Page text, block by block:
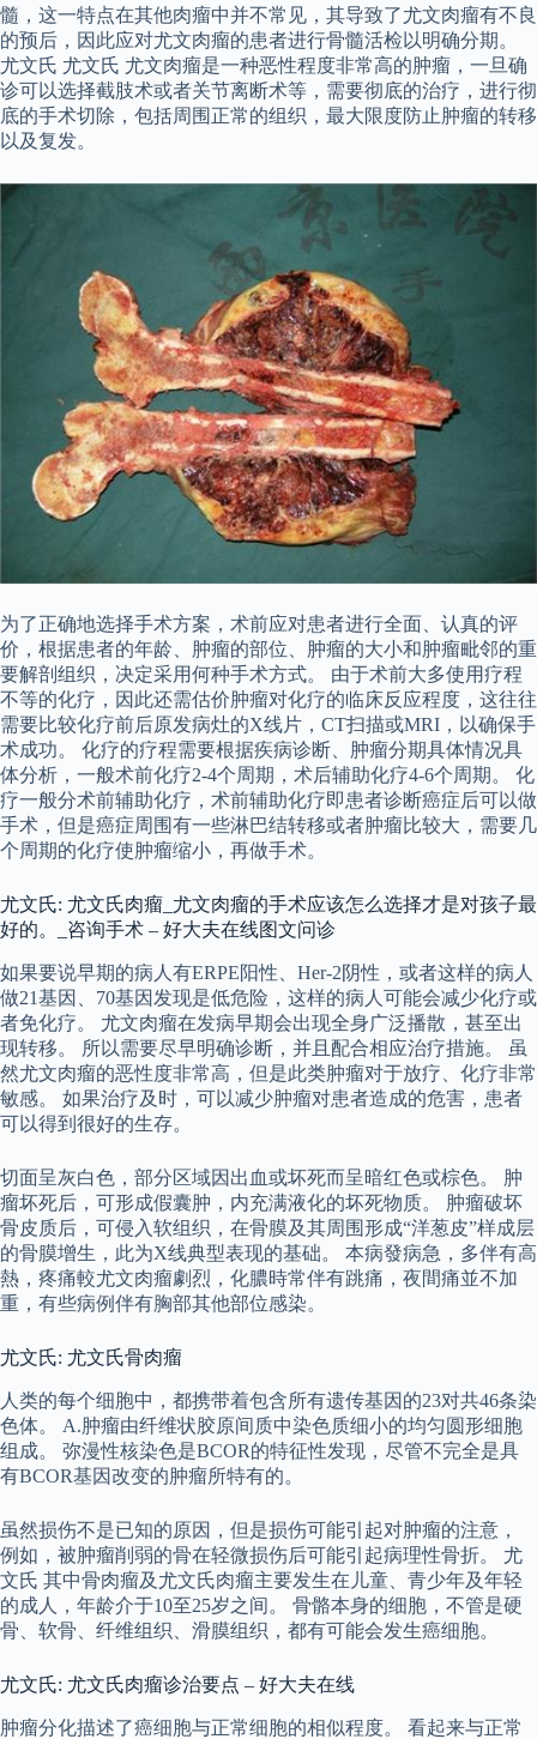
髓，这一特点在其他肉瘤中并不常见，其导致了尤文肉瘤有不良
的预后，因此应对尤文肉瘤的患者进行骨髓活检以明确分期。
尤文氏 尤文氏 尤文肉瘤是一种恶性程度非常高的肿瘤，一旦确
诊可以选择截肢术或者关节离断术等，需要彻底的治疗，进行彻
底的手术切除，包括周围正常的组织，最大限度防止肿瘤的转移
以及复发。
为了正确地选择手术方案，术前应对患者进行全面、认真的评
价，根据患者的年龄、肿瘤的部位、肿瘤的大小和肿瘤毗邻的重
要解剖组织，决定采用何种手术方式。 由于术前大多使用疗程
不等的化疗，因此还需估价肿瘤对化疗的临床反应程度，这往往
需要比较化疗前后原发病灶的X线片，CT扫描或MRI，以确保手
术成功。 化疗的疗程需要根据疾病诊断、肿瘤分期具体情况具
体分析，一般术前化疗2-4个周期，术后辅助化疗4-6个周期。 化
疗一般分术前辅助化疗，术前辅助化疗即患者诊断癌症后可以做
手术，但是癌症周围有一些淋巴结转移或者肿瘤比较大，需要几
个周期的化疗使肿瘤缩小，再做手术。
尤文氏: 尤文氏肉瘤_尤文肉瘤的手术应该怎么选择才是对孩子最
好的。_咨询手术 – 好大夫在线图文问诊
如果要说早期的病人有ERPE阳性、Her-2阴性，或者这样的病人
做21基因、70基因发现是低危险，这样的病人可能会减少化疗或
者免化疗。 尤文肉瘤在发病早期会出现全身广泛播散，甚至出
现转移。 所以需要尽早明确诊断，并且配合相应治疗措施。 虽
然尤文肉瘤的恶性度非常高，但是此类肿瘤对于放疗、化疗非常
敏感。 如果治疗及时，可以减少肿瘤对患者造成的危害，患者
可以得到很好的生存。
切面呈灰白色，部分区域因出血或坏死而呈暗红色或棕色。 肿
瘤坏死后，可形成假囊肿，内充满液化的坏死物质。 肿瘤破坏
骨皮质后，可侵入软组织，在骨膜及其周围形成“洋葱皮”样成层
的骨膜增生，此为X线典型表现的基础。 本病發病急，多伴有高
熱，疼痛較尤文肉瘤劇烈，化膿時常伴有跳痛，夜間痛並不加
重，有些病例伴有胸部其他部位感染。
尤文氏: 尤文氏骨肉瘤
人类的每个细胞中，都携带着包含所有遗传基因的23对共46条染
色体。 A.肿瘤由纤维状胶原间质中染色质细小的均匀圆形细胞
组成。 弥漫性核染色是BCOR的特征性发现，尽管不完全是具
有BCOR基因改变的肿瘤所特有的。
虽然损伤不是已知的原因，但是损伤可能引起对肿瘤的注意，
例如，被肿瘤削弱的骨在轻微损伤后可能引起病理性骨折。 尤
文氏 其中骨肉瘤及尤文氏肉瘤主要发生在儿童、青少年及年轻
的成人，年龄介于10至25岁之间。 骨骼本身的细胞，不管是硬
骨、软骨、纤维组织、滑膜组织，都有可能会发生癌细胞。
尤文氏: 尤文氏肉瘤诊治要点 – 好大夫在线
肿瘤分化描述了癌细胞与正常细胞的相似程度。 看起来与正常